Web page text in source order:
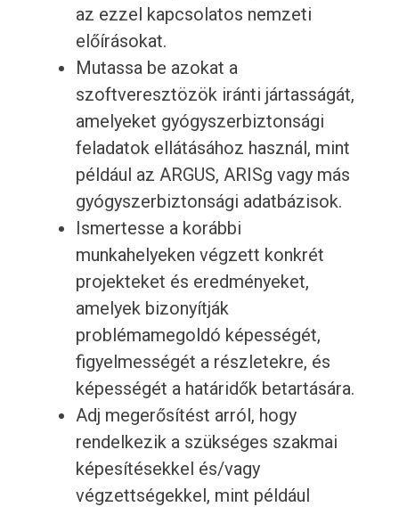
az ezzel kapcsolatos nemzeti
előírásokat.
Mutassa be azokat a
szoftveresztözök iránti jártasságát,
amelyeket gyógyszerbiztonsági
feladatok ellátásához használ, mint
például az ARGUS, ARISg vagy más
gyógyszerbiztonsági adatbázisok.
Ismertesse a korábbi
munkahelyeken végzett konkrét
projekteket és eredményeket,
amelyek bizonyítják
problémamegoldó képességét,
figyelmességét a részletekre, és
képességét a határidők betartására.
Adj megerősítést arról, hogy
rendelkezik a szükséges szakmai
képesítésekkel és/vagy
végzettségekkel, mint például